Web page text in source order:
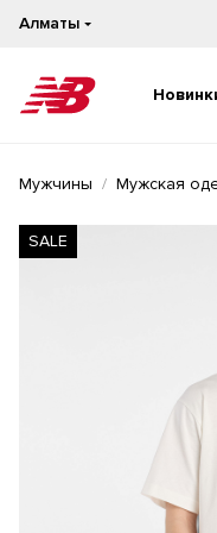
Алматы
Бестселлеры
Бестселлеры
Мужчины Мужская
SALE